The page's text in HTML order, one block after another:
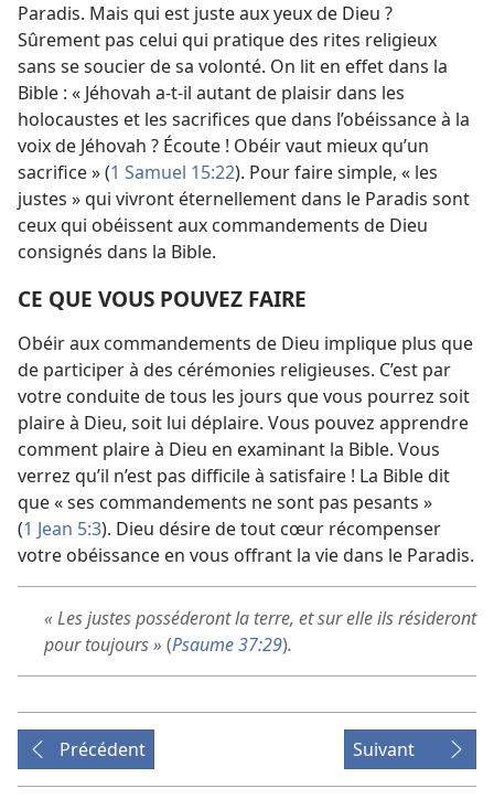
Paradis. Mais qui est juste aux yeux de Dieu ?
Sûrement pas celui qui pratique des rites religieux
sans se soucier de sa volonté. On lit en effet dans la
Bible : « Jéhovah a-t-il autant de plaisir dans les
holocaustes et les sacrifices que dans l’obéissance à la
voix de Jéhovah ? Écoute ! Obéir vaut mieux qu’un
sacrifice » (1 Samuel 15:22). Pour faire simple, « les
justes » qui vivront éternellement dans le Paradis sont
ceux qui obéissent aux commandements de Dieu
consignés dans la Bible.
CE QUE VOUS POUVEZ FAIRE
Obéir aux commandements de Dieu implique plus que
de participer à des cérémonies religieuses. C’est par
votre conduite de tous les jours que vous pourrez soit
plaire à Dieu, soit lui déplaire. Vous pouvez apprendre
comment plaire à Dieu en examinant la Bible. Vous
verrez qu’il n’est pas difficile à satisfaire ! La Bible dit
que « ses commandements ne sont pas pesants »
(1 Jean 5:3). Dieu désire de tout cœur récompenser
votre obéissance en vous offrant la vie dans le Paradis.
« Les justes posséderont la terre, et sur elle ils résideront
pour toujours » (Psaume 37:29).
Précédent Suivant